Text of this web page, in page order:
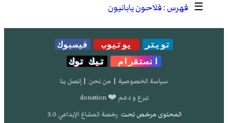
☰ فلاحون يابانيون
تويتر يوتيوب
فيسبوك
انستقرام
تيك توك
سياسة الخصوصية | من نحن | إتصل بنا
تبرع و دعم ❤️ donation
المحتوى مرخص تحت رخصة المشاع الإبداعي 3.0